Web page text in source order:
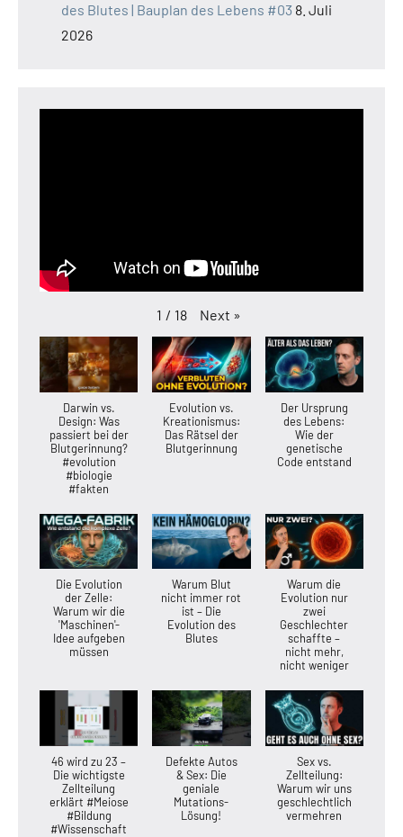
des Blutes | Bauplan des Lebens #03 8. Juli
2026
1 / 18 Next »
Darwin vs.
Design: Was
passiert bei der
Blutgerinnung?
#evolution
#biologie
#fakten
Evolution vs.
Kreationismus:
Das Rätsel der
Blutgerinnung
Der Ursprung
des Lebens:
Wie der
genetische
Code entstand
Die Evolution
der Zelle:
Warum wir die
'Maschinen'-
Idee aufgeben
müssen
Warum Blut
nicht immer rot
ist – Die
Evolution des
Blutes
Warum die
Evolution nur
zwei
Geschlechter
schaffte –
nicht mehr,
nicht weniger
46 wird zu 23 –
Die wichtigste
Zellteilung
erklärt #Meiose
#Bildung
#Wissenschaft
Defekte Autos
& Sex: Die
geniale
Mutations-
Lösung!
Sex vs.
Zellteilung:
Warum wir uns
geschlechtlich
vermehren